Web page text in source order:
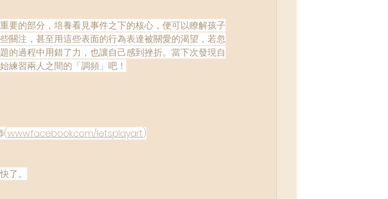
要的部分，培養看見事件之下的核心，便可以瞭解孩子
關注，甚至用這些表面的行為表達被關愛的渴望，若忽
的過程中用錯了力，也讓自己感到挫折。當下次發現自
練習兩人之間的「調頻」吧！
(www.facebook.com/letsplayart)
了。